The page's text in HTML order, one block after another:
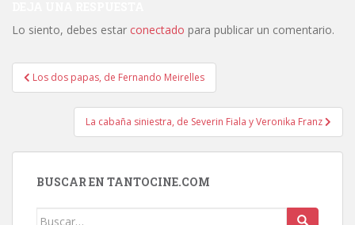
Lo siento, debes estar conectado para publicar un comentario.
Navegación
de
entradas
Los dos papas, de Fernando Meirelles
La cabaña siniestra, de Severin Fiala y Veronika Franz
BUSCAR EN TANTOCINE.COM
Buscar: